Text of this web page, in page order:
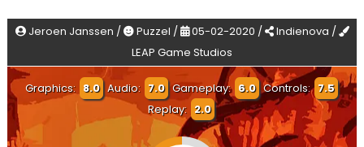
Jeroen Janssen / Puzzel / 05-02-2020 /
Indienova /
LEAP Game Studios
Graphics: 8.0 Audio: 7.0 Gameplay: 6.0 Controls: 7.5
Replay: 2.0